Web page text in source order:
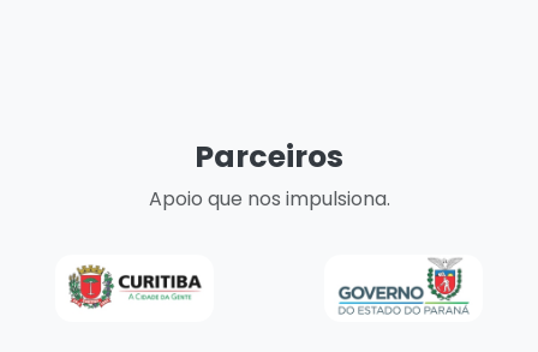
Parceiros
Apoio que nos impulsiona.